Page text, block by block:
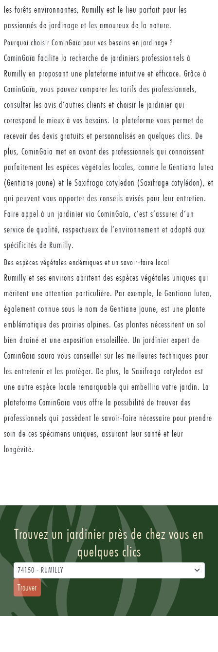
les forêts environnantes, Rumilly est le lieu parfait pour les
passionnés de jardinage et les amoureux de la nature.
Pourquoi choisir CominGaïa pour vos besoins en jardinage ?
CominGaïa facilite la recherche de jardiniers professionnels à
Rumilly en proposant une plateforme intuitive et efficace. Grâce à
CominGaïa, vous pouvez comparer les tarifs des professionnels,
consulter les avis d’autres clients et choisir le jardinier qui
correspond le mieux à vos besoins. La plateforme vous permet de
recevoir des devis gratuits et personnalisés en quelques clics. De
plus, CominGaïa met en avant des professionnels qui connaissent
parfaitement les espèces végétales locales, comme le Gentiana lutea
(Gentiane jaune) et le Saxifraga cotyledon (Saxifrage cotylédon), et
qui peuvent vous apporter des conseils avisés pour leur entretien.
Faire appel à un jardinier via CominGaïa, c’est s’assurer d’un
service de qualité, respectueux de l’environnement et adapté aux
spécificités de Rumilly.
Des espèces végétales endémiques et un savoir-faire local
Rumilly et ses environs abritent des espèces végétales uniques qui
méritent une attention particulière. Par exemple, le Gentiana lutea,
également connue sous le nom de Gentiane jaune, est une plante
emblématique des prairies alpines. Ces plantes nécessitent un sol
bien drainé et une exposition ensoleillée. Un jardinier expert de
CominGaïa saura vous conseiller sur les meilleures techniques pour
les entretenir et les protéger. De plus, la Saxifraga cotyledon est
une autre espèce locale remarquable qui embellira votre jardin. La
plateforme CominGaïa vous offre la possibilité de trouver des
professionnels qui possèdent le savoir-faire nécessaire pour prendre
soin de ces spécimens uniques, assurant leur santé et leur
longévité.
Trouvez un jardinier près de chez vous en
quelques clics
74150 - RUMILLY
Trouver